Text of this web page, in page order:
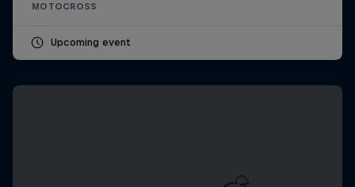
MOTOCROSS
Upcoming event